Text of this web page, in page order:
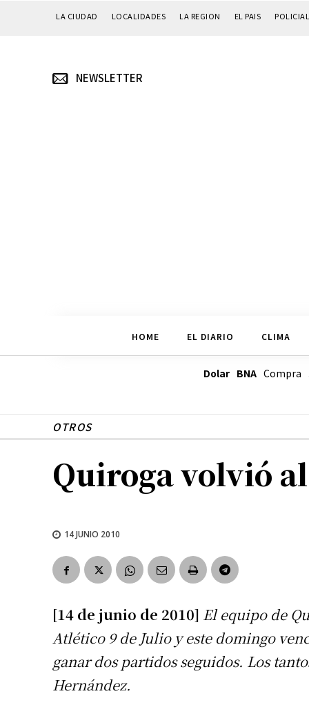
LA CIUDAD LOCALIDADES LA REGION EL PAIS
NEWSLETTER
HOME EL DIARIO CLIMA
Dolar BNACompra
OTROS
Quiroga volvió
14 JUNIO 2010
[14 de junio de 2010] El equipo de
Atlético 9 de Julio y este domingo
ganar dos partidos seguidos. Los
Hernández.